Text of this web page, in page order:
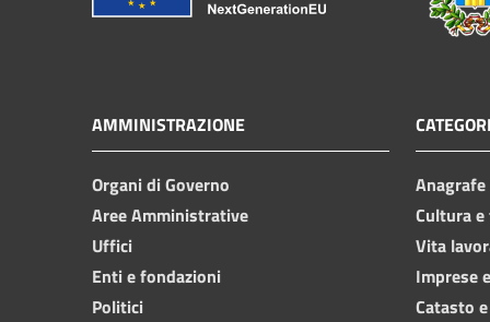
AMMINISTRAZIONE
Organi di Governo
Aree Amministrative
Uffici
Enti e fondazioni
Politici
Cultura
Vita
Imprese
Catasto